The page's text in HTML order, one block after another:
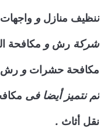
تنظيف منازل و واجهات
شركة رش و مكافحة
مكافحة حشرات و رش
ثم نتميز أيضا فى
نقل أثاث .